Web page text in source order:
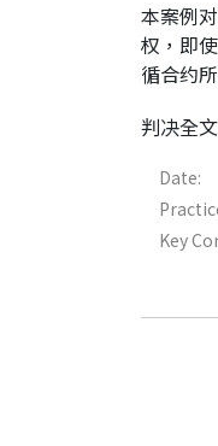
本案例
权，即
循合约
判决全
Date:
Key